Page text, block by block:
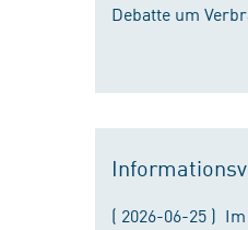
Debatte um
( 2026-06-25 )